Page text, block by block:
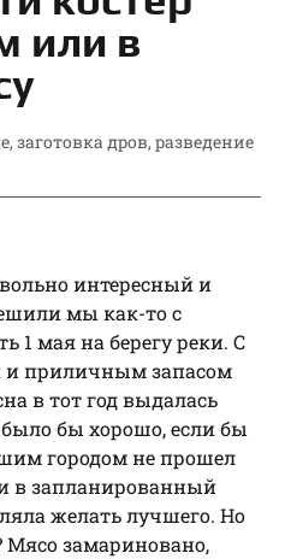
или в
, заготовка дров, разведение
интересный и
мы как-то с
1 мая на берегу реки. С
приличным запасом
в тот год выдалась
бы хорошо, если бы
городом не прошел
в запланированный
желать лучшего. Но
замариновано,